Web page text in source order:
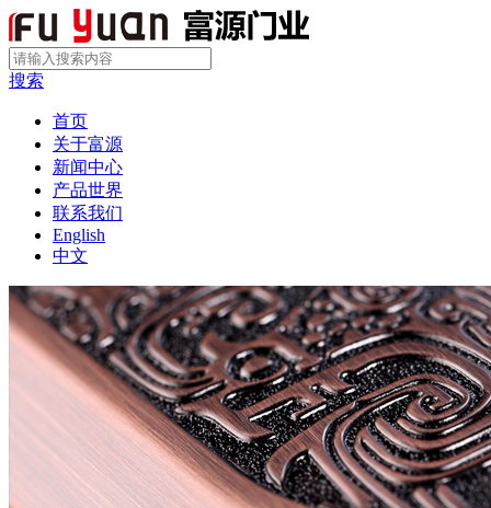
搜索
首页
关于富源
新闻中心
产品世界
联系我们
English
中文